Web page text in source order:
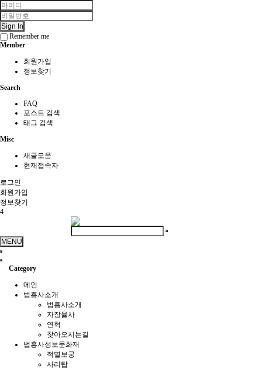
Sign In
Remember me
Member
회원가입
정보찾기
Search
FAQ
포스트 검색
태그 검색
Misc
새글모음
현재접속자
로그인
회원가입
정보찾기
4
MENU
Category
메인
법흥사소개
법흥사소개
자장율사
연혁
찾아오시는길
법흥사성보문화재
적멸보궁
사리탑